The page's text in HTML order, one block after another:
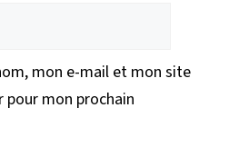
mon e-mail et mon site
pour mon prochain